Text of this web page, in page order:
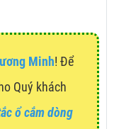
Minh! Để
Quý khách
ổ cắm dòng